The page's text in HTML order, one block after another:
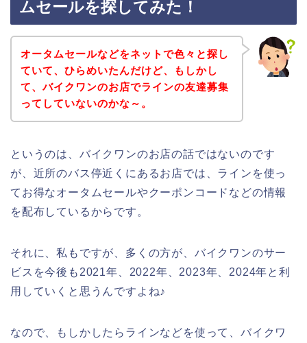
ムセールを探してみた！
オータムセールなどをネットで色々と探し
ていて、ひらめいたんだけど、もしかし
て、バイクワンのお店でラインの友達募集
ってしていないのかな～。
というのは、バイクワンのお店の話ではないのです
が、近所のバス停近くにあるお店では、ラインを使っ
てお得なオータムセールやクーポンコードなどの情報
を配布しているからです。
それに、私もですが、多くの方が、バイクワンのサー
ビスを今後も2021年、2022年、2023年、2024年と利
用していくと思うんですよね♪
なので、もしかしたらラインなどを使って、バイクワ